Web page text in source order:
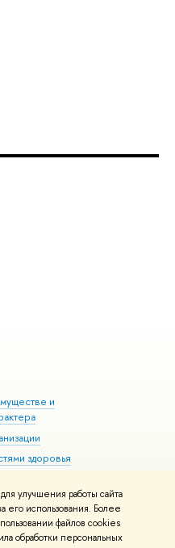
улучшения работы сайта
использования. Более
файлов cookies
обработки персональных
и
здоровья